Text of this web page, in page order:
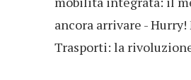
ancora arrivare - Hurry!
Trasporti: la